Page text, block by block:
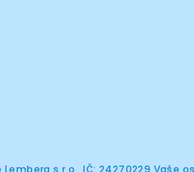
s.r.o., IČ: 24270229